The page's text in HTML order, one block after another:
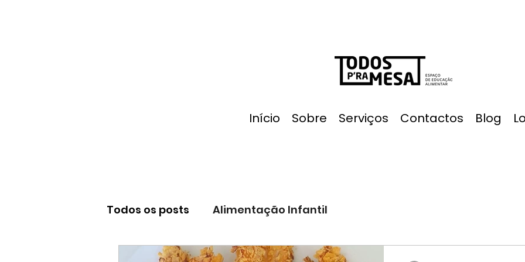
Início Sobre Serviços Contactos Blog
Todos os posts Alimentação Infantil